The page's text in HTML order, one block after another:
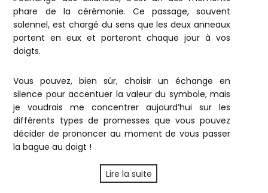
phare de la cérémonie. Ce passage, souvent
solennel, est chargé du sens que les deux anneaux
portent en eux et porteront chaque jour à vos
doigts.
Vous pouvez, bien sûr, choisir un échange en
silence pour accentuer la valeur du symbole, mais
je voudrais me concentrer aujourd’hui sur les
différents types de promesses que vous pouvez
décider de prononcer au moment de vous passer
la bague au doigt !
Lire la suite